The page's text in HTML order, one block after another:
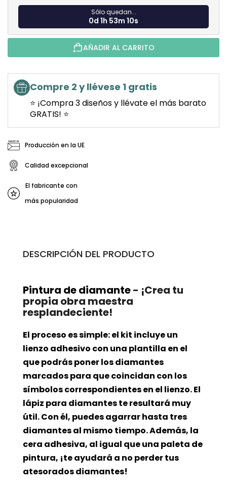
Sólo quedan...
0d 1h 53m 9s
AÑADIR AL CARRITO
Compre 2 y llévese 1 gratis
⭐ ¡Compra 3 diseños y llévate el más barato
GRATIS! ⭐
Producción en la UE
Calidad excepcional
El fabricante con
más popularidad
DESCRIPCIÓN DEL PRODUCTO
Pintura de diamante- ¡Crea tu
propia obra maestra
resplandeciente!
El proceso es simple: el kit incluye un
lienzo adhesivo con una plantilla en el
que podrás poner los diamantes
marcados para que coincidan con los
símbolos correspondientes en el lienzo. El
lápiz para diamantes te resultará muy
útil. Con él, puedes agarrar hasta tres
diamantes al mismo tiempo. Además, la
cera adhesiva, al igual que una paleta de
pintura, ¡te ayudará a no perder tus
atesorados diamantes!